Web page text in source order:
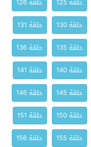
حلقة 130
حلقة 131
حلقة 135
حلقة 136
حلقة 140
حلقة 141
حلقة 145
حلقة 146
حلقة 150
حلقة 151
حلقة 155 حلقة 156